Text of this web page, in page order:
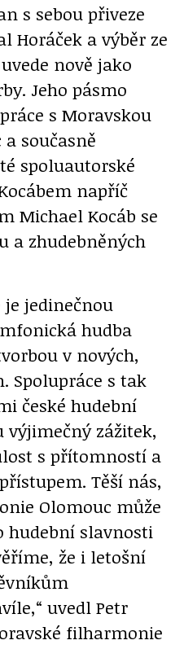
s sebou přiveze
Horáček a výběr ze
nově jako
Jeho pásmo
s Moravskou
současně
spoluautorské
napříč
Michael Kocáb se
a zhudebněných
jedinečnou
hudba
v nových,
Spolupráce s tak
české hudební
výjimečný zážitek,
s přítomností a
Těší nás,
Olomouc může
hudební slavnosti
že i letošní
uvedl Petr
filharmonie